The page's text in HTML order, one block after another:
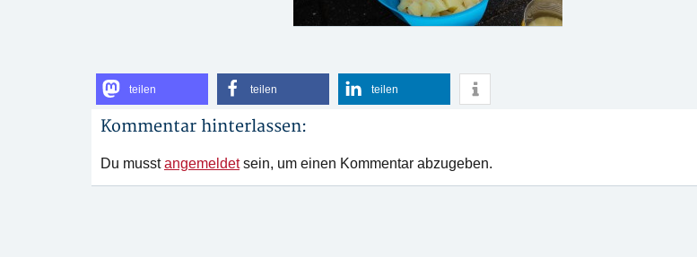
teilen teilen teilen
Kommentar hinterlassen:
Du musstangemeldetsein, um einen Kommentar abzugeben.